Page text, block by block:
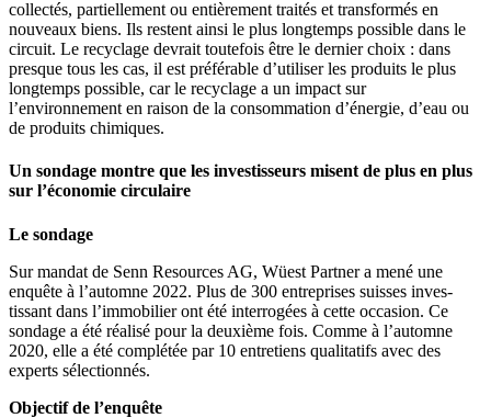
collectés, partiel­lement ou entiè­rement traités et trans­formés en
nouveaux biens. Ils restent ainsi le plus longtemps possible dans le
circuit. Le recyclage devrait toutefois être le dernier choix : dans
presque tous les cas, il est préfé­rable d’utiliser les produits le plus
longtemps possible, car le recyclage a un impact sur
l’environnement en raison de la consom­mation d’énergie, d’eau ou
de produits chimiques.
Un sondage montre que les investisseurs misent de plus en plus
sur l’économie circulaire
Le sondage
Sur mandat de Senn Resources AG, Wüest Partner a mené une
enquête à l’automne 2022. Plus de 300 entre­prises suisses inves­
tissant dans l’immobilier ont été inter­rogées à cette occasion. Ce
sondage a été réalisé pour la deuxième fois. Comme à l’automne
2020, elle a été complétée par 10 entre­tiens quali­tatifs avec des
experts sélec­tionnés.
Objectif de l’enquête